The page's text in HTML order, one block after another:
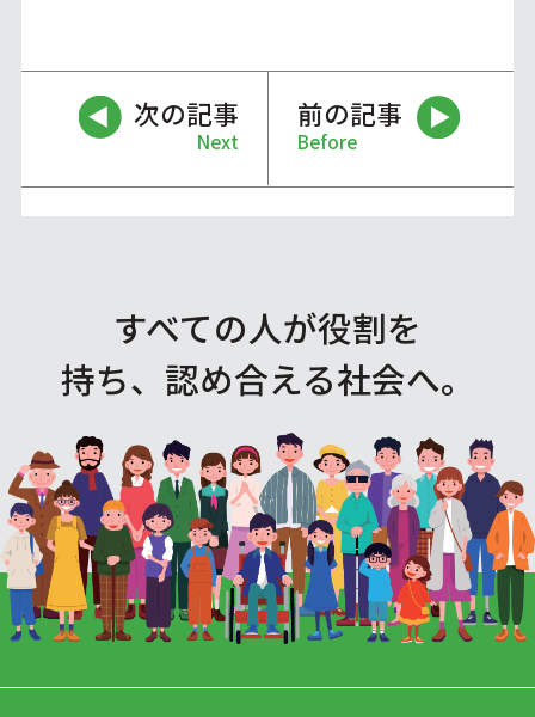
次の記事
Next
前の記事
Before
すべての人が役割を
持ち、認め合える社会へ。